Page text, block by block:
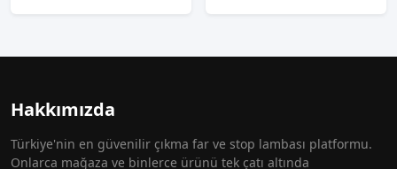
Hakkımızda
Türkiye'nin en güvenilir çıkma far ve stop lambası platformu.
Onlarca mağaza ve binlerce ürünü tek çatı altında